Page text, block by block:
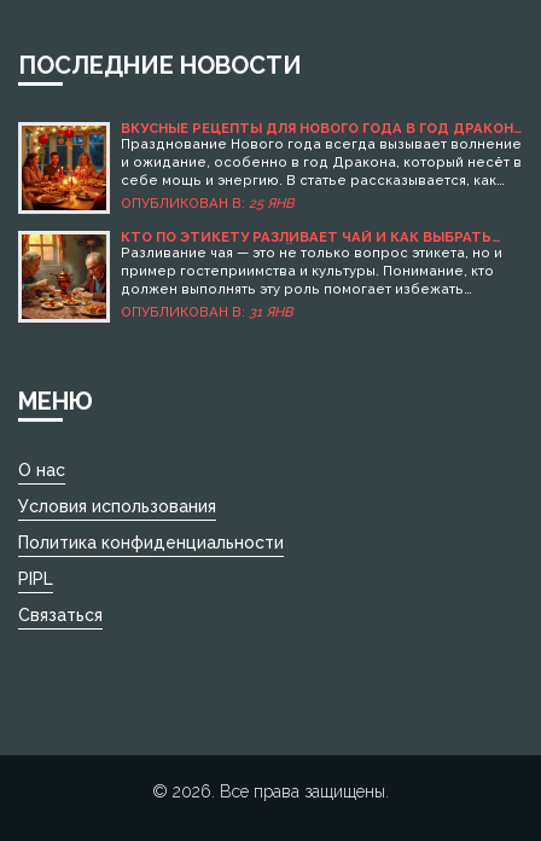
ПОСЛЕДНИЕ НОВОСТИ
ВКУСНЫЕ РЕЦЕПТЫ ДЛЯ НОВОГО ГОДА В ГОД ДРАКОНА
2025
Празднование Нового года всегда вызывает волнение
и ожидание, особенно в год Дракона, который несёт в
себе мощь и энергию. В статье рассказывается, как
встретить 2025 с яркими и вкусными блюдами, которые
которые подчеркнут атмосферу праздника, от
традиционных до современных блюд. Светлана,
увлечённая кулинарией, делится своими советами и
идеями, чтобы этот Новый год стал незабываемым.
ОПУБЛИКОВАН В: 25 ЯНВ
КТО ПО ЭТИКЕТУ РАЗЛИВАЕТ ЧАЙ И КАК ВЫБРАТЬ
УГОЩЕНИЯ ДЛЯ ГОСТЕЙ
Разливание чая — это не только вопрос этикета, но и
пример гостеприимства и культуры. Понимание, кто
должен выполнять эту роль помогает избежать
неловких моментов. Готовка вкусных угощений для
ОПУБЛИКОВАН В: 31 ЯНВ
МЕНЮ
О нас
Условия использования
Политика конфиденциальности
PIPL
Связаться
© 2026. Все права защищены.